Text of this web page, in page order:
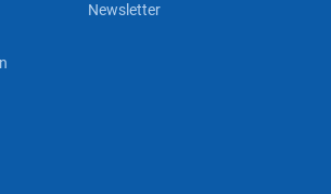
Newsletter